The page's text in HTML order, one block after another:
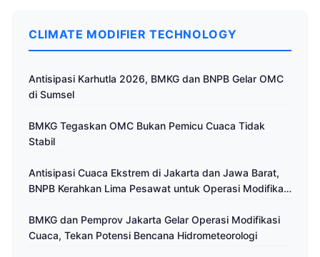
CLIMATE MODIFIER TECHNOLOGY
Antisipasi Karhutla 2026, BMKG dan BNPB Gelar OMC
di Sumsel
BMKG Tegaskan OMC Bukan Pemicu Cuaca Tidak
Stabil
Antisipasi Cuaca Ekstrem di Jakarta dan Jawa Barat,
BNPB Kerahkan Lima Pesawat untuk Operasi Modifikasi
BMKG dan Pemprov Jakarta Gelar Operasi Modifikasi
Cuaca, Tekan Potensi Bencana Hidrometeorologi